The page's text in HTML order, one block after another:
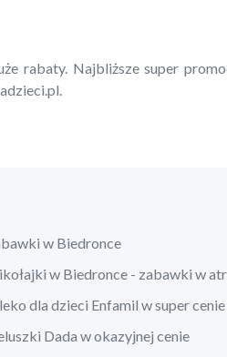
rabaty. Najbliższe super
w Biedronce
w Biedronce - zabawki w
dla dzieci Enfamil w super
Dada w okazyjnej cenie